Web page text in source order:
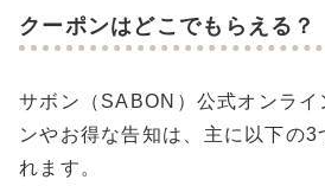
クーポンはどこでもらえる？
サボン（SABON）公式オンライ
ンやお得な告知は、主に以下の3
れます。